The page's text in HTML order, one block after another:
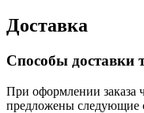
Доставка
Способы доставки
При оформлении заказа
предложены следующие